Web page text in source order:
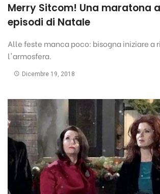
Merry Sitcom! Una maratona
episodi di Natale
Alle feste manca poco: bisogna iniziare a
l'armosfera.
Dicembre 19, 2018